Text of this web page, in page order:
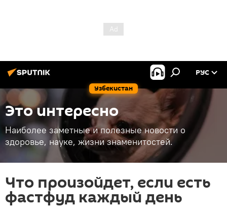
Узбекистан
РУС
Это интересно
Наиболее заметные и полезные новости о
здоровье, науке, жизни знаменитостей.
Что произойдет, если есть
фастфуд каждый день